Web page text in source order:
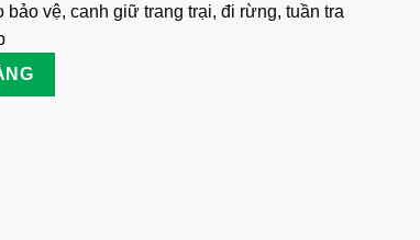
bảo vệ, canh giữ trang trại, đi rừng, tuần tra